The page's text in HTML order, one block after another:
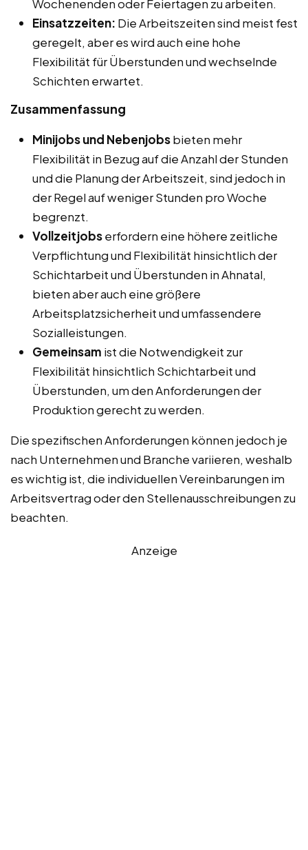
Wochenenden oder Feiertagen zu arbeiten.
Einsatzzeiten: Die Arbeitszeiten sind meist fest
geregelt, aber es wird auch eine hohe
Flexibilität für Überstunden und wechselnde
Schichten erwartet.
Zusammenfassung
Minijobs und Nebenjobsbieten mehr
Flexibilität in Bezug auf die Anzahl der Stunden
und die Planung der Arbeitszeit, sind jedoch in
der Regel auf weniger Stunden pro Woche
begrenzt.
Vollzeitjobserfordern eine höhere zeitliche
Verpflichtung und Flexibilität hinsichtlich der
Schichtarbeit und Überstunden in Ahnatal,
bieten aber auch eine größere
Arbeitsplatzsicherheit und umfassendere
Sozialleistungen.
Gemeinsam ist die Notwendigkeit zur
Flexibilität hinsichtlich Schichtarbeit und
Überstunden, um den Anforderungen der
Produktion gerecht zu werden.
Die spezifischen Anforderungen können jedoch je
nach Unternehmen und Branche variieren, weshalb
es wichtig ist, die individuellen Vereinbarungen im
Arbeitsvertrag oder den Stellenausschreibungen zu
beachten.
Anzeige